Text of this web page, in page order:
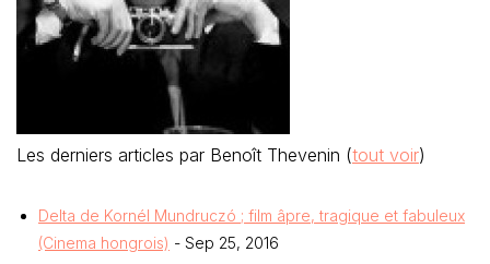
Les derniers articles par Benoît Thevenin (tout voir)
Delta de Kornél Mundruczó ; film âpre, tragique et fabuleux
(Cinema hongrois) - Sep 25, 2016